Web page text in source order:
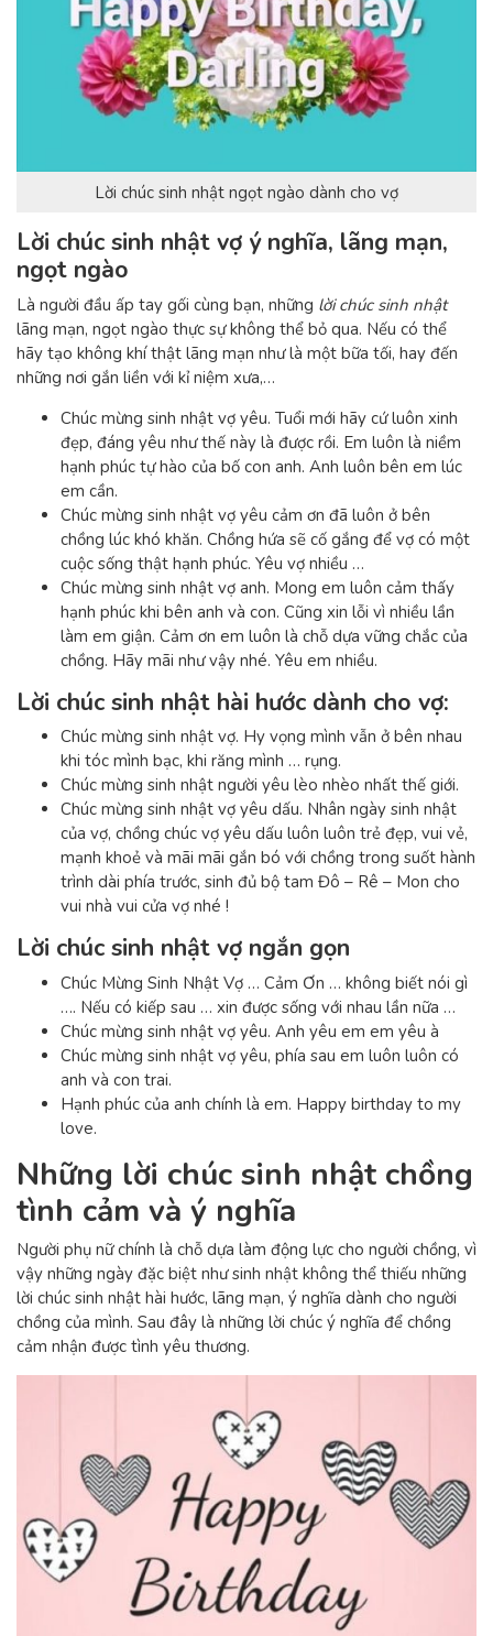
Lời chúc sinh nhật ngọt ngào dành cho vợ
Lời chúc sinh nhật vợ ý nghĩa, lãng mạn,
ngọt ngào
Là người đầu ấp tay gối cùng bạn, những lời chúc sinh nhật
lãng mạn, ngọt ngào thực sự không thể bỏ qua. Nếu có thể
hãy tạo không khí thật lãng mạn như là một bữa tối, hay đến
những nơi gắn liền với kỉ niệm xưa,…
Chúc mừng sinh nhật vợ yêu. Tuổi mới hãy cứ luôn xinh
đẹp, đáng yêu như thế này là được rồi. Em luôn là niềm
hạnh phúc tự hào của bố con anh. Anh luôn bên em lúc
em cần.
Chúc mừng sinh nhật vợ yêu cảm ơn đã luôn ở bên
chồng lúc khó khăn. Chồng hứa sẽ cố gắng để vợ có một
cuộc sống thật hạnh phúc. Yêu vợ nhiều …
Chúc mừng sinh nhật vợ anh. Mong em luôn cảm thấy
hạnh phúc khi bên anh và con. Cũng xin lỗi vì nhiều lần
làm em giận. Cảm ơn em luôn là chỗ dựa vững chắc của
chồng. Hãy mãi như vậy nhé. Yêu em nhiều.
Lời chúc sinh nhật hài hước dành cho vợ:
Chúc mừng sinh nhật vợ. Hy vọng mình vẫn ở bên nhau
khi tóc mình bạc, khi răng mình … rụng.
Chúc mừng sinh nhật người yêu lèo nhèo nhất thế giới.
Chúc mừng sinh nhật vợ yêu dấu. Nhân ngày sinh nhật
của vợ, chồng chúc vợ yêu dấu luôn luôn trẻ đẹp, vui vẻ,
mạnh khoẻ và mãi mãi gắn bó với chồng trong suốt hành
trình dài phía trước, sinh đủ bộ tam Đô – Rê – Mon cho
vui nhà vui cửa vợ nhé !
Lời chúc sinh nhật vợ ngắn gọn
Chúc Mừng Sinh Nhật Vợ … Cảm Ơn … không biết nói gì
…. Nếu có kiếp sau … xin được sống với nhau lần nữa …
Chúc mừng sinh nhật vợ yêu. Anh yêu em em yêu à
Chúc mừng sinh nhật vợ yêu, phía sau em luôn luôn có
anh và con trai.
Hạnh phúc của anh chính là em. Happy birthday to my
love.
Những lời chúc sinh nhật chồng
tình cảm và ý nghĩa
Người phụ nữ chính là chỗ dựa làm động lực cho người chồng, vì
vậy những ngày đặc biệt như sinh nhật không thể thiếu những
lời chúc sinh nhật hài hước, lãng mạn, ý nghĩa dành cho người
chồng của mình. Sau đây là những lời chúc ý nghĩa để chồng
cảm nhận được tình yêu thương.